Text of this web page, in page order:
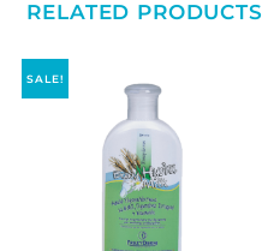
RELATED PRODUCTS
SALE!